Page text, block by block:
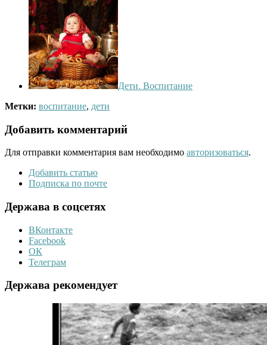
Дети. Воспитание
Метки: воспитание, дети
Добавить комментарий
Для отправки комментария вам необходимо авторизоваться.
Добавить статью
Подписка по почте
Держава в соцсетях
ВКонтакте
Facebook
ОК
Телеграм
Держава рекомендует